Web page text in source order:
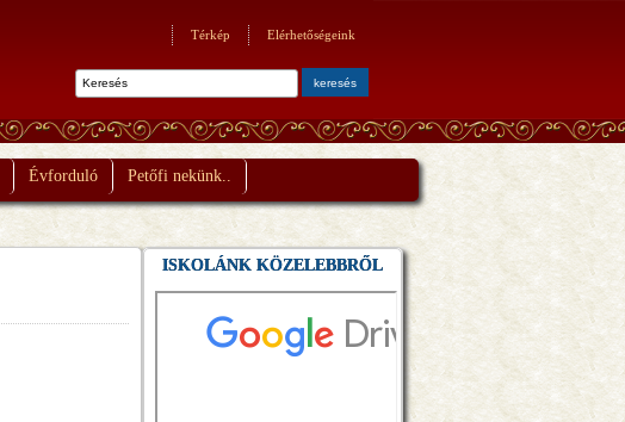
Elérhetőségeink
Térkép
Évforduló Petőfi nekünk..
ISKOLÁNK KÖZELEBBRŐL